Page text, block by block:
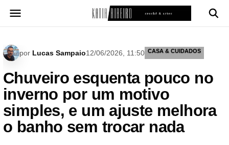
para
por Lucas Sampaio12/06/2026, 11:50 CASA & CUIDADOS
Chuveiro esquenta pouco no
inverno por um motivo
simples, e um ajuste melhora
o banho sem trocar nada